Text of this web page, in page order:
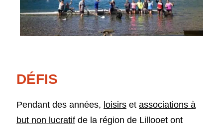
DÉFIS
Pendant des années, loisirs et associations à
but non lucratif de la région de Lillooet ont